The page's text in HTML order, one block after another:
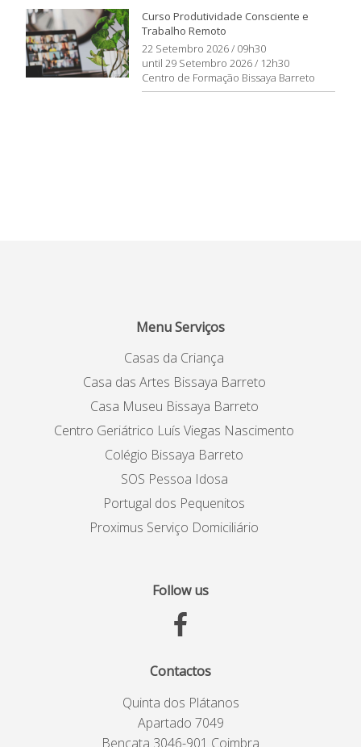
Curso Produtividade Consciente e
Trabalho Remoto
22 Setembro 2026 / 09h30
until 29 Setembro 2026 / 12h30
Centro de Formação Bissaya Barreto
Menu Serviços
Casas da Criança
Casa das Artes Bissaya Barreto
Casa Museu Bissaya Barreto
Centro Geriátrico Luís Viegas Nascimento
Colégio Bissaya Barreto
SOS Pessoa Idosa
Portugal dos Pequenitos
Proximus Serviço Domiciliário
Follow us
Contactos
Quinta dos Plátanos
Apartado 7049
Bencata 3046-901 Coimbra